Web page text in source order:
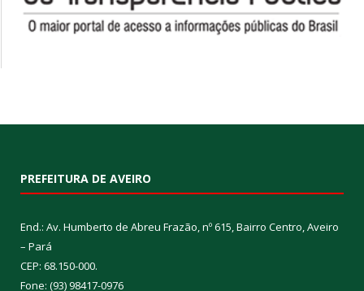
PREFEITURA DE AVEIRO
End.: Av. Humberto de Abreu Frazão, nº 615, Bairro Centro, Aveiro
– Pará
CEP: 68.150-000.
Fone: (93) 98417-0976